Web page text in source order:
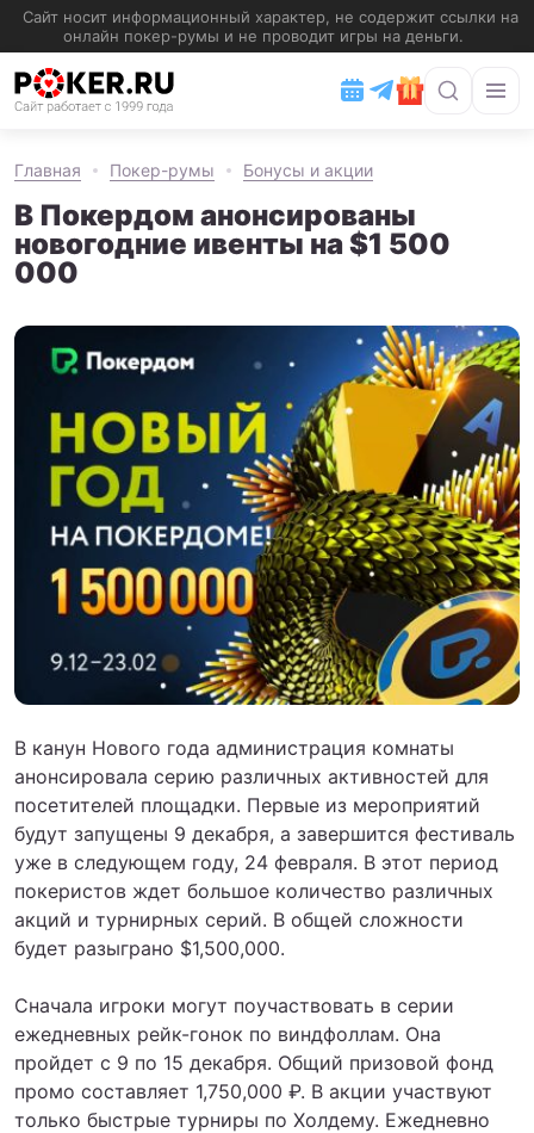
Главная Покер-румы Бонусы и акции
В Покердом анонсированы
новогодние ивенты на $1 500
000
В канун Нового года администрация комнаты
анонсировала серию различных активностей для
посетителей площадки. Первые из мероприятий
будут запущены 9 декабря, а завершится фестиваль
уже в следующем году, 24 февраля. В этот период
покеристов ждет большое количество различных
акций и турнирных серий. В общей сложности
будет разыграно $1,500,000.
Сначала игроки могут поучаствовать в серии
ежедневных рейк-гонок по виндфоллам. Она
пройдет с 9 по 15 декабря. Общий призовой фонд
промо составляет 1,750,000 ₽. В акции участвуют
только быстрые турниры по Холдему. Ежедневно